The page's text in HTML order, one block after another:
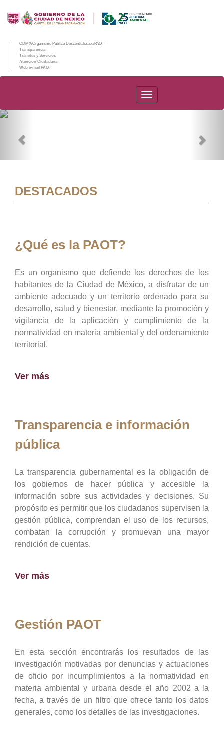
CDMX/Organismo Público Descentralizado/PAOT
Transparencia
Trámites y Servicios
Atención Ciudadana
Web e-mail PAOT
PAOT
DESTACADOS
¿Qué es la PAOT?
Es un organismo que defiende los derechos de los
habitantes de la Ciudad de México, a disfrutar de un
ambiente adecuado y un territorio ordenado para su
desarrollo, salud y bienestar, mediante la promoción y
vigilancia de la aplicación y cumplimiento de la
normatividad en materia ambiental y del ordenamiento
territorial.
Ver más
Transparencia e información
pública
La transparencia gubernamental es la obligación de
los gobiernos de hacer pública y accesible la
información sobre sus actividades y decisiones. Su
propósito es permitir que los ciudadanos supervisen la
gestión pública, comprendan el uso de los recursos,
combatan la corrupción y promuevan una mayor
rendición de cuentas.
Ver más
Gestión PAOT
En esta sección encontrarás los resultados de las
investigación motivadas por denuncias y actuaciones
de oficio por incumplimientos a la normatividad en
materia ambiental y urbana desde el año 2002 a la
fecha, a través de un filtro que ofrece tanto los datos
generales, como los detalles de las investigaciones.